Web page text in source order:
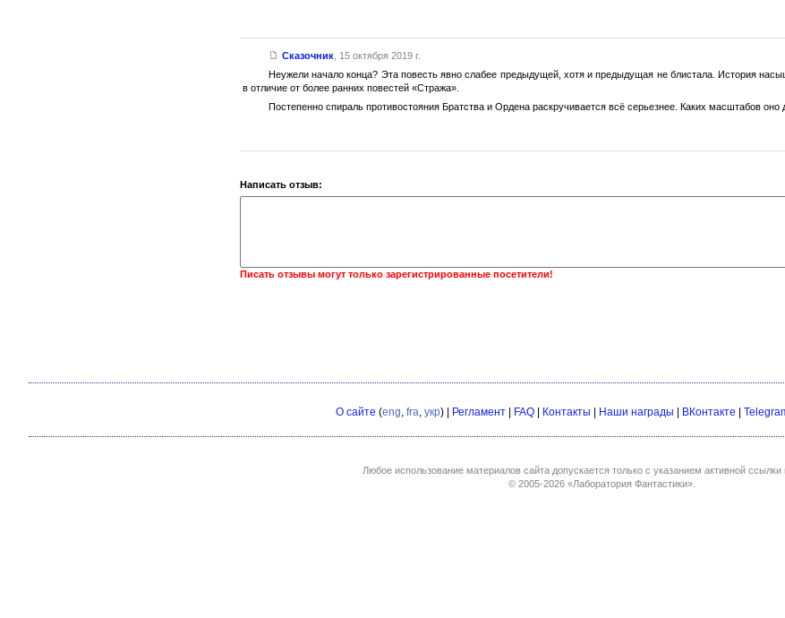
Сказочник, 15 октября 2019 г.
Неужели начало конца? Эта повесть явно слабее предыдущей, хотя и предыдущая не блистала. История
в отличие от более ранних повестей «Стража».
Постепенно спираль противостояния Братства и Ордена раскручивается всё серьезнее. Каких масштабов оно
Написать отзыв:
Писать отзывы могут только зарегистрированные посетители!
О сайте (eng, fra, укр) | Регламент FAQ Контакты Наши награды ВКонтакте
Любое использование материалов сайта допускается только с указанием активной ссылки
© 2005-2026 «Лаборатория Фантастики».